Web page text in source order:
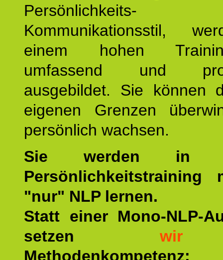
Kommunikationsstil,
einem hohen
umfassend und
ausgebildet. Sie können
eigenen Grenzen
persönlich wachsen.
Sie werden in
Persönlichkeitstraining
"nur" NLP lernen.
Statt einer Mono-NLP-
setzen wir
Methodenkompetenz: